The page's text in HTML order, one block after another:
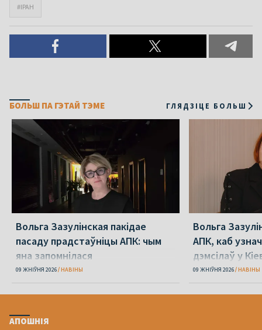
#ІРАН
БОЛЬШ ПА ГЭТАЙ ТЭМЕ ГЛЯДЗІЦЕ БОЛЬШ
Вольга Зазулінская пакідае
пасаду прадстаўніцы АПК: чым
яна запомнілася
09 ЖНІЎНЯ 2026 НАВІНЫ
Вольга
АПК, каб
дэмсілаў у
Юлія Міцкевіч
09 ЖНІЎНЯ 2026 НАВІНЫ
АПОШНІЯ